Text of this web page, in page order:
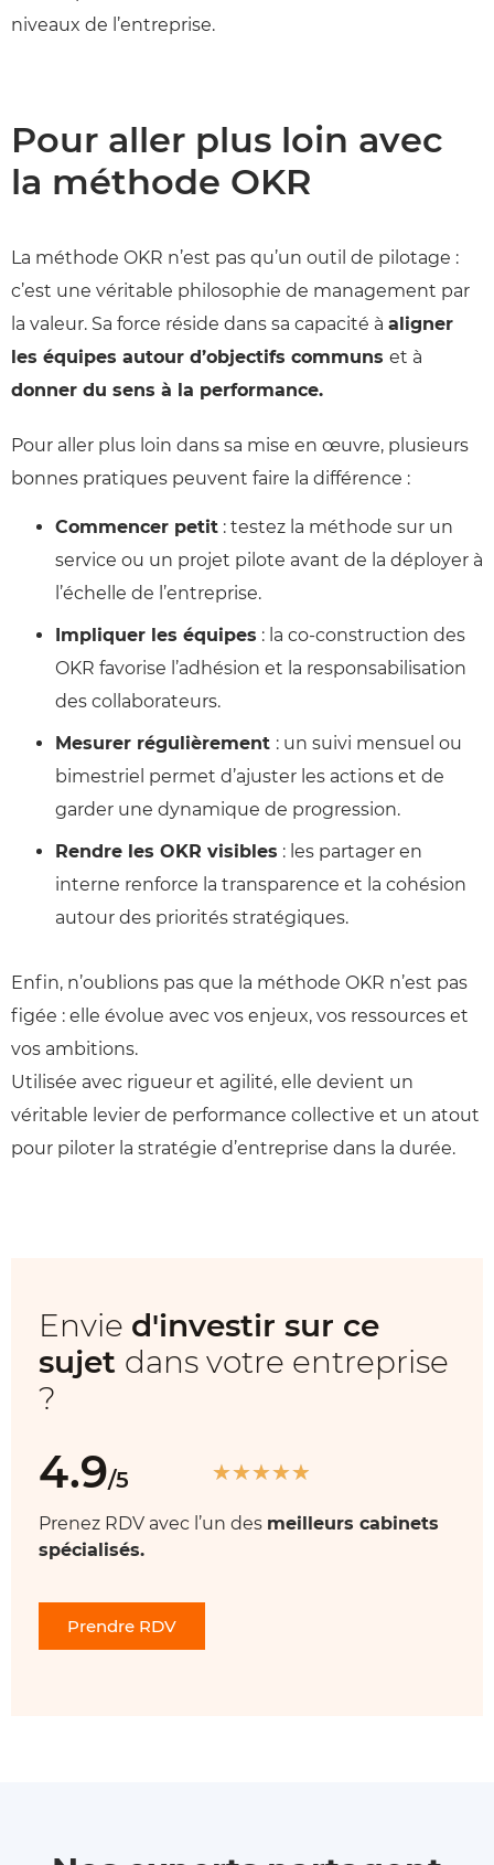
niveaux de l’entreprise.
Pour aller plus loin avec
la méthode OKR
La méthode OKR n’est pas qu’un outil de pilotage :
c’est une véritable philosophie de management par
la valeur. Sa force réside dans sa capacité à aligner
les équipes autour d’objectifs communs et à
donner du sens à la performance.
Pour aller plus loin dans sa mise en œuvre, plusieurs
bonnes pratiques peuvent faire la différence :
Commencer petit : testez la méthode sur un
service ou un projet pilote avant de la déployer à
l’échelle de l’entreprise.
Impliquer les équipes : la co-construction des
OKR favorise l’adhésion et la responsabilisation
des collaborateurs.
Mesurer régulièrement : un suivi mensuel ou
bimestriel permet d’ajuster les actions et de
garder une dynamique de progression.
Rendre les OKR visibles : les partager en
interne renforce la transparence et la cohésion
autour des priorités stratégiques.
Enfin, n’oublions pas que la méthode OKR n’est pas
figée : elle évolue avec vos enjeux, vos ressources et
vos ambitions.
Utilisée avec rigueur et agilité, elle devient un
véritable levier de performance collective et un atout
pour piloter la stratégie d’entreprise dans la durée.
Envie d'investir sur ce
sujet dans votre entreprise
?
4.9/5 ★★★★★
Prenez RDV avec l’un des meilleurs cabinets
spécialisés.
Prendre RDV